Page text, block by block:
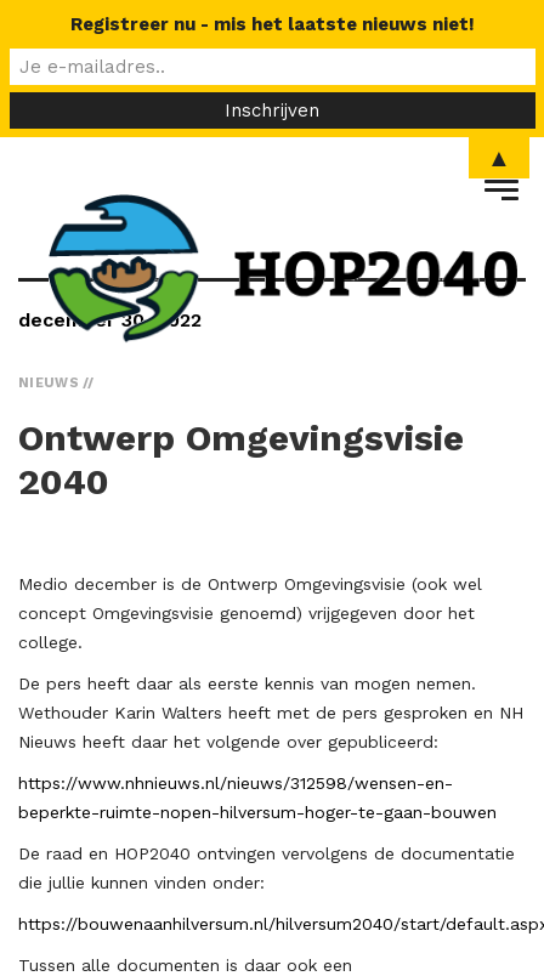
december 30, 2022
NIEUWS
Ontwerp Omgevingsvisie
2040
Medio december is de Ontwerp Omgevingsvisie (ook wel
concept Omgevingsvisie genoemd) vrijgegeven door het
college.
De pers heeft daar als eerste kennis van mogen nemen.
Wethouder Karin Walters heeft met de pers gesproken en NH
Nieuws heeft daar het volgende over gepubliceerd:
https://www.nhnieuws.nl/nieuws/312598/wensen-en-
beperkte-ruimte-nopen-hilversum-hoger-te-gaan-bouwen
De raad en HOP2040 ontvingen vervolgens de documentatie
die jullie kunnen vinden onder:
https://bouwenaanhilversum.nl/hilversum2040/start/
Tussen alle documenten is daar ook een
Registreer nu - mis het laatste nieuws niet!
▲